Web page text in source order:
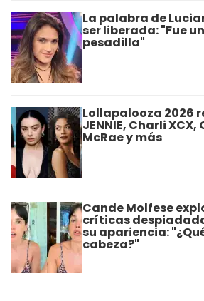
La palabra de
ser liberada: "Fue
pesadilla"
Lollapalooza 2026
JENNIE, Charli
McRae y más
Cande Molfese
críticas
su apariencia:
cabeza?"